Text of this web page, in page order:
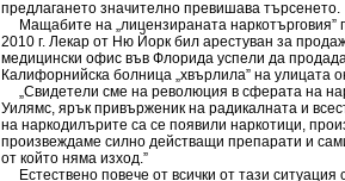
предлагането значително превишава търсенето.
Мащабите на „лицензираната наркотърговия”
2010 г. Лекар от Ню Йорк бил арестуван за
медицински офис във Флорида успели да
Калифорнийска болница „хвърлила” на улицата
„Свидетели сме на революция в сферата на
Уилямс, ярък привърженик на радикалната и
на наркодилърите са се появили наркотици,
произвеждаме силно действащи препарати и
от който няма изход.”
Естествено повече от всички от тази